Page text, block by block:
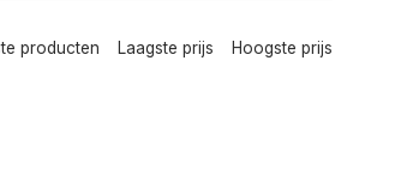
producten Laagste prijs Hoogste prijs